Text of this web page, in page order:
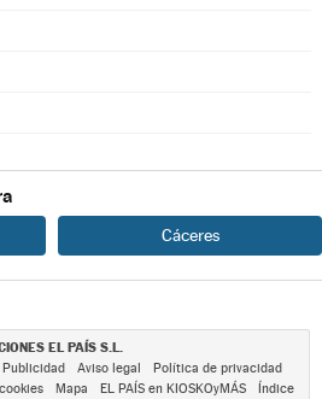
Cáceres
EL PAÍS S.L.
Publicidad Aviso legal
Política de privacidad
Mapa EL PAÍS en KIOSKOyMÁS Índice